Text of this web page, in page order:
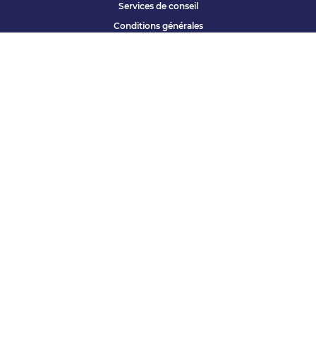
Services de conseil
Conditions générales